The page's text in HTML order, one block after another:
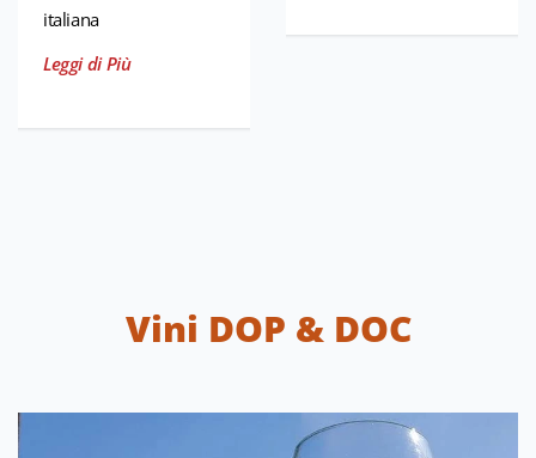
italiana
Leggi di Più
Vini DOP & DOC